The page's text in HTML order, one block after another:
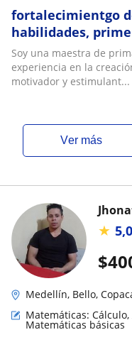
fortalecimientgo
habilidades,
Soy una maestra de
experiencia en la
motivador y estimulant...
ver más
$
★ 5,0
Medellín, Bello,
Matemáticas:
Matemáticas básicas